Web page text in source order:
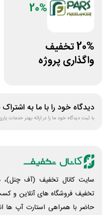
20%
20% تخفیف
واگذاری پروژه
دیدگاه خود را با ما به اشتراک
با ثبت دیدگاه خود ما را در ارائه بهتر خدمات
سایت کانال تخفیف (آف چنل)،
تخفیف فروشگاه های آنلاین و
حاضر با همراهی استارت آپ ها